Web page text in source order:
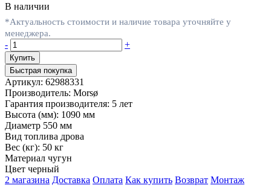
В наличии
*Актуальность стоимости и наличие товара уточняйте у
менеджера.
-
+
Быстрая покупка
Артикул: 62988331
Производитель: Morsø
Гарантия производителя: 5 лет
Высота (мм): 1090 мм
Диаметр 550 мм
Вид топлива дрова
Вес (кг): 50 кг
Материал чугун
Цвет черный
2 магазина Доставка Оплата Как купить Возврат Монтаж